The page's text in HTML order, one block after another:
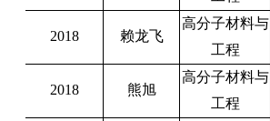
2018 赖龙飞
高分子材料与
工程
2018 熊旭
高分子材料与
工程